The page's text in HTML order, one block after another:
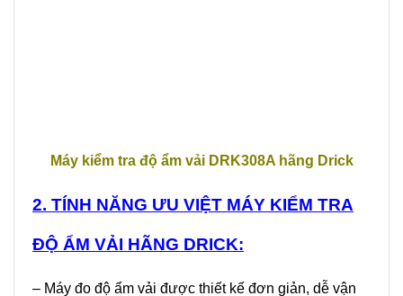
Máy kiểm tra độ ẩm vải DRK308A hãng Drick
2. TÍNH NĂNG ƯU VIỆT MÁY KIỂM TRA
ĐỘ ẨM VẢI HÃNG DRICK:
– Máy đo độ ẩm vải được thiết kế đơn giản, dễ vận